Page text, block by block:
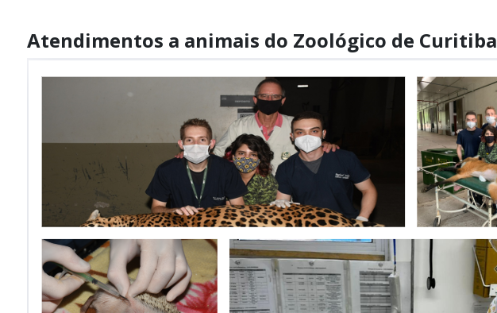
Atendimentos a animais do Zoológico de Curitiba